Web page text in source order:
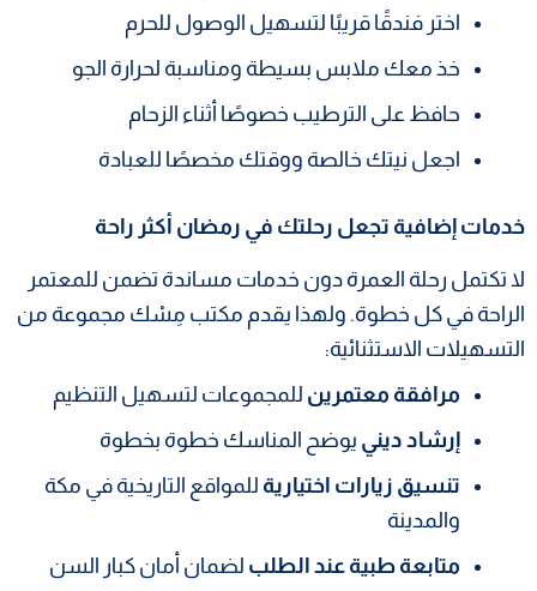
اختر فندقًا قريبًا لتسهيل الوصول للحرم
خذ معك ملابس بسيطة ومناسبة لحرارة الجو
حافظ على الترطيب خصوصًا أثناء الزحام
اجعل نيتك خالصة ووقتك مخصصًا للعبادة
خدمات إضافية تجعل رحلتك في رمضان أكثر راحة
لا تكتمل رحلة العمرة دون خدمات مساندة تضمن للمعتمر
الراحة في كل خطوة. ولهذا يقدم مكتب مِسْك مجموعة من
التسهيلات الاستثنائية:
مرافقة معتمرين للمجموعات لتسهيل التنظيم
إرشاد ديني يوضح المناسك خطوة بخطوة
تنسيق زيارات اختيارية للمواقع التاريخية في مكة
والمدينة
متابعة طبية عند الطلب لضمان أمان كبار السن